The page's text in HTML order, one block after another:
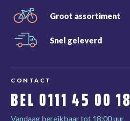
Groot assortiment
Snel geleverd
CONTACT
BEL 0111 45 00 18
Vandaag bereikbaar tot 18:00 uur